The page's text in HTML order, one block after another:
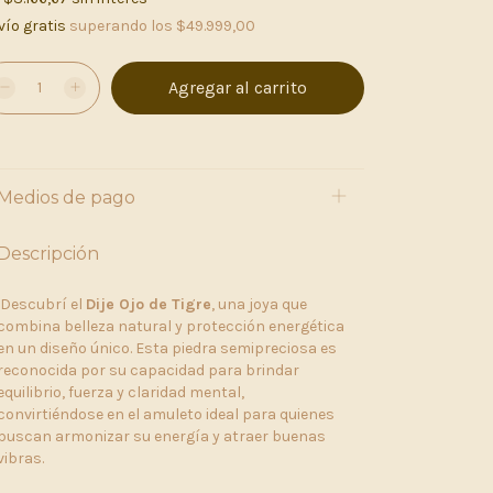
gratis superando los $49.999,00
de pago
el Dije Ojo de Tigre, una joya que
belleza natural y protección energética
un diseño único. Esta piedra semipreciosa es
por su capacidad para brindar
fuerza y claridad mental,
en el amuleto ideal para quienes
armonizar su energía y atraer buenas